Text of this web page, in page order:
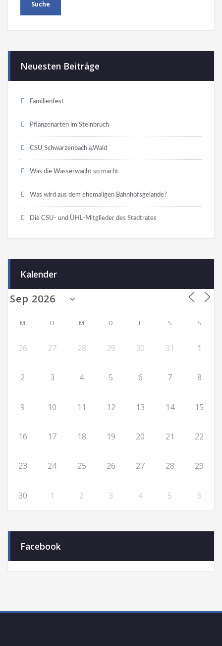
Neuesten Beiträge
Familienfest
Pflanzenarten im Steinbruch
CSU Schwarzenbach a.Wald
Was die Wasserwacht so macht
Was wird aus dem ehemaligen Bahnhofsgelände?
Die CSU- und ÜHL-Mitglieder des Stadtrates
Kalender
M D M D F S S
26 27 28 29 30 31 1
2 3 4 5 6 7 8
9 10 11 12 13 14 15
16 17 18 19 20 21 22
23 24 25 26 27 28 29
30 1 2 3 4 5 6
Facebook